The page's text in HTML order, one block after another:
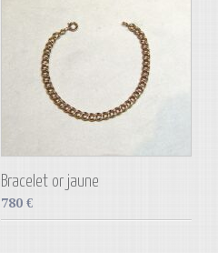
Bracelet or jaune
780 €